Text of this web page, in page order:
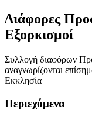
Διάφορες
Εξορκισμοί
Συλλογή διαφόρων
αναγνωρίζονται
Εκκλησία
Περιεχόμενα